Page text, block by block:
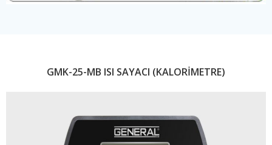
GMK-25-MB ISI SAYACI (KALORİMETRE)